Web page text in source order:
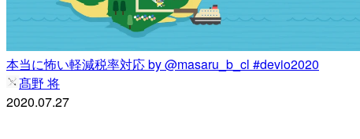
本当に怖い軽減税率対応 by @masaru_b_cl #devio2020
髙野 将
2020.07.27